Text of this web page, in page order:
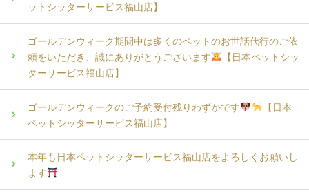
ットシッターサービス福山店】
ゴールデンウィーク期間中は多くのペットのお世話代行のご依
頼をいただき、誠にありがとうございます
【日本ペットシッ
ターサービス福山店】
ゴールデンウィークのご予約受付残りわずかです
【日本
ペットシッターサービス福山店】
本年も日本ペットシッターサービス福山店をよろしくお願いし
ます